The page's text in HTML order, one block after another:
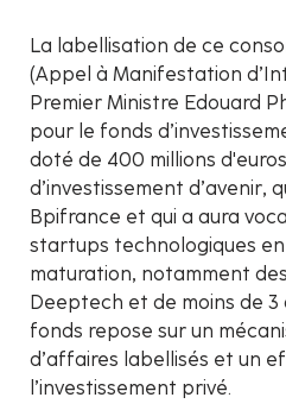
La labellisation de ce
(Appel à Manifestation
Premier Ministre Edouard
pour le fonds
doté de 400 millions
d’investissement d’avenir,
Bpifrance et qui a aura
startups technologiques
maturation, notamment
Deeptech et de moins de 3
fonds repose sur un
d’affaires labellisés et un
l’investissement privé.